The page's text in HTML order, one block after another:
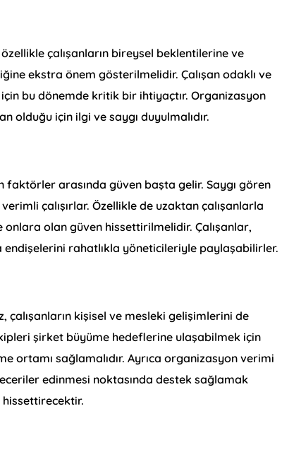
çalışanların bireysel beklentilerine ve
ekstra önem gösterilmelidir. Çalışan odaklı ve
bu dönemde kritik bir ihtiyaçtır. Organizasyon
olduğu için ilgi ve saygı duyulmalıdır.
faktörler arasında güven başta gelir. Saygı gören
çalışırlar. Özellikle de uzaktan çalışanlarla
olan güven hissettirilmelidir. Çalışanlar,
rahatlıkla yöneticileriyle paylaşabilirler.
çalışanların kişisel ve mesleki gelişimlerini de
şirket büyüme hedeflerine ulaşabilmek için
ortamı sağlamalıdır. Ayrıca organizasyon verimi
edinmesi noktasında destek sağlamak
hissettirecektir.